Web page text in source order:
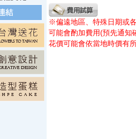
※偏遠地區、特殊日期或
可能會酌加費用(預先通知
花價可能會依當地時價有